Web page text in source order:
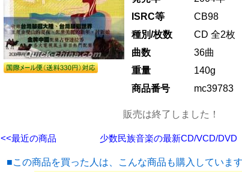
ISRC等
CB98
種別/枚数
CD 全2枚
曲数
36曲
重量
140g
商品番号
mc39783
販売は終了しました！
<<最近の商品 少数民族音楽の最新CD/VCD/DVD
■この商品を買った人は、こんな商品も購入していま